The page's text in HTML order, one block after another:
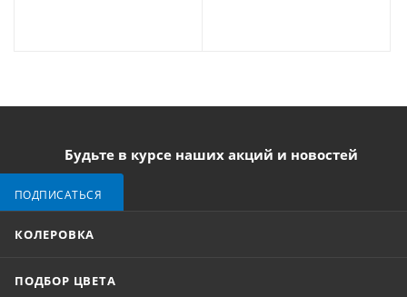
Будьте в курсе наших акций и новостей
ПОДПИСАТЬСЯ
КОЛЕРОВКА
ПОДБОР ЦВЕТА